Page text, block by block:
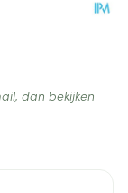
dan bekijken